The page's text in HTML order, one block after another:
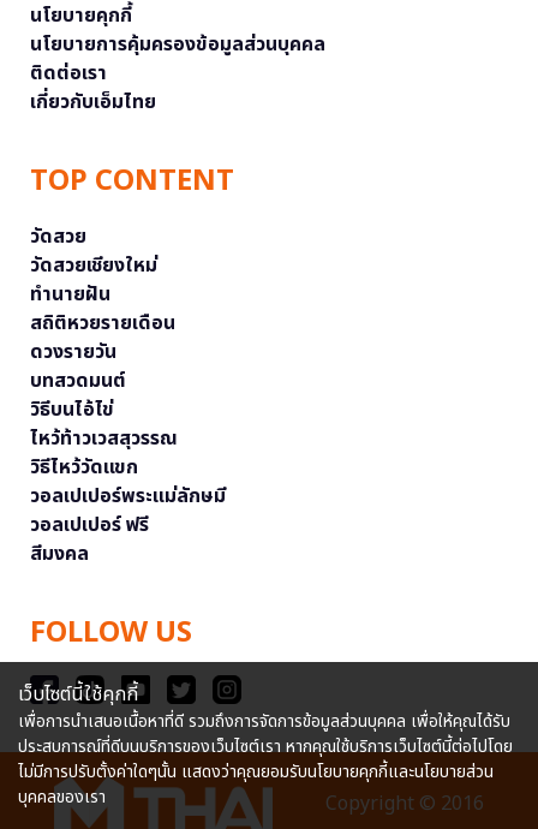
นโยบายคุกกี้
นโยบายการคุ้มครองข้อมูลส่วนบุคคล
ติดต่อเรา
เกี่ยวกับเอ็มไทย
TOP CONTENT
วัดสวย
วัดสวยเชียงใหม่
ทำนายฝัน
สถิติหวยรายเดือน
ดวงรายวัน
บทสวดมนต์
วิธีบนไอ้ไข่
ไหว้ท้าวเวสสุวรรณ
วิธีไหว้วัดแขก
วอลเปเปอร์พระแม่ลักษมี
วอลเปเปอร์ ฟรี
สีมงคล
FOLLOW US
Copyright © 2016
เว็บไซต์นี้ใช้คุกกี้
เพื่อการนำเสนอเนื้อหาที่ดี รวมถึงการจัดการข้อมูลส่วนบุคคล เพื่อให้คุณได้รับ
ประสบการณ์ที่ดีบนบริการของเว็บไซต์เรา หากคุณใช้บริการเว็บไซต์นี้ต่อไปโดย
ไม่มีการปรับตั้งค่าใดๆนั้น แสดงว่าคุณยอมรับนโยบายคุกกี้และนโยบายส่วน
บุคคลของเรา